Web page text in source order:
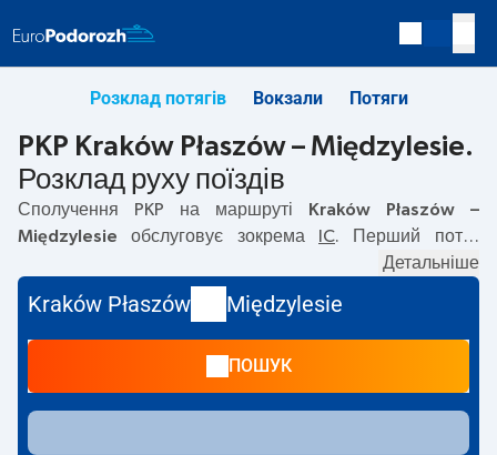
Розклад потягів Вокзали Потяги
PKP Kraków Płaszów – Międzylesie.
Розклад руху поїздів
Сполучення PKP на маршруті
Kraków Płaszów –
Międzylesie обслуговує зокрема IC. Перший потяг
з вокзалу PKP Kraków Płaszów. Останній
Kraków Płaszów–Międzylesieкурсують також інші потяги:
— пропонують нижчу ціну квитка і зазвичай довший час
Międzylesie.
Детальніше
Kraków Płaszów Międzylesie
ПОШУК